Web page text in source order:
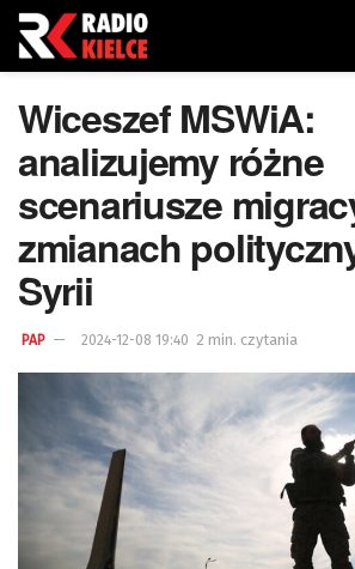
Wiceszef MSWiA:
analizujemy różne
scenariusze
zmianach
Syrii
PAP 2024-12-08 19:40 2 min. czytania